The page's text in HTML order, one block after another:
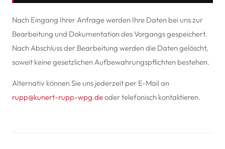
Nach Eingang Ihrer Anfrage werden Ihre Daten bei uns zur
Bearbeitung und Dokumentation des Vorgangs gespeichert.
Nach Abschluss der Bearbeitung werden die Daten gelöscht,
soweit keine gesetzlichen Aufbewahrungspflichten bestehen.
Alternativ können Sie uns jederzeit per E-Mail an
rupp@kunert-rupp-wpg.deoder telefonisch kontaktieren.